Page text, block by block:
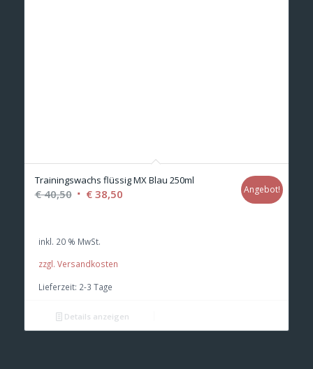
Trainingswachs flüssig MX Blau 250ml
€40,50 Ursprünglicher
€ 40,50
€38,50Aktueller
Angebot!
inkl. 20 % MwSt.
zzgl. Versandkosten
Lieferzeit: 2-3 Tage
Details anzeigen